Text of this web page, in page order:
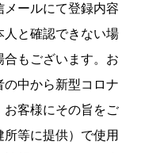
メールにて登録内容
人と確認できない場
もございます。お
中から新型コロナ
お客様にその旨をご
等に提供）で使用